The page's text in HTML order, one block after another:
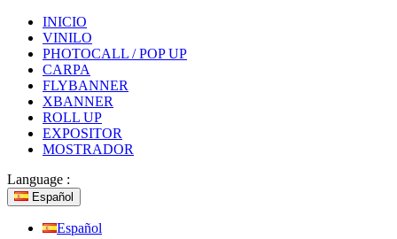
INICIO
VINILO
PHOTOCALL / POP UP
CARPA
FLYBANNER
XBANNER
ROLL UP
EXPOSITOR
MOSTRADOR
Language :
Español
Español